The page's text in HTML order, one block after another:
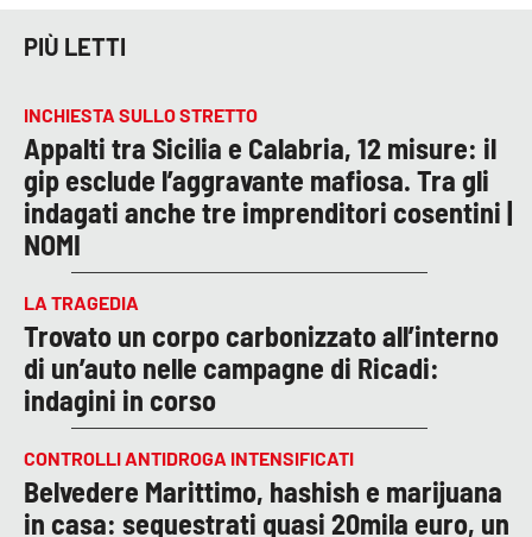
PIÙ LETTI
INCHIESTA SULLO STRETTO
Appalti tra Sicilia e Calabria, 12 misure: il
gip esclude l’aggravante mafiosa. Tra gli
indagati anche tre imprenditori cosentini |
NOMI
LA TRAGEDIA
Trovato un corpo carbonizzato all’interno
di un’auto nelle campagne di Ricadi:
indagini in corso
CONTROLLI ANTIDROGA INTENSIFICATI
Belvedere Marittimo, hashish e marijuana
in casa: sequestrati quasi 20mila euro, un